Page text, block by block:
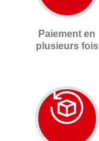
Paiement en
plusieurs fois